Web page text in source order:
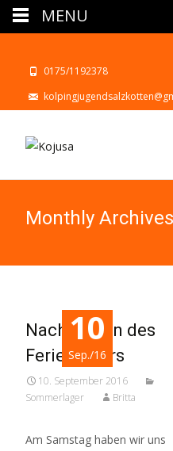
0175/1192378
Monthly
10
Sep./16
Nachtreffen des
Ferienlagers
10. September 2016
Sommerlager
Britta
Am Samstag haben wir uns
MENU